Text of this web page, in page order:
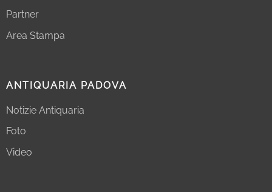
Partner
Area Stampa
ANTIQUARIA PADOVA
Notizie Antiquaria
Foto
Video